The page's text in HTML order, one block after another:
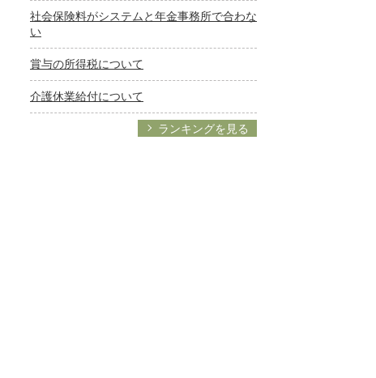
社会保険料がシステムと年金事務所で合わな
い
賞与の所得税について
介護休業給付について
ランキングを見る